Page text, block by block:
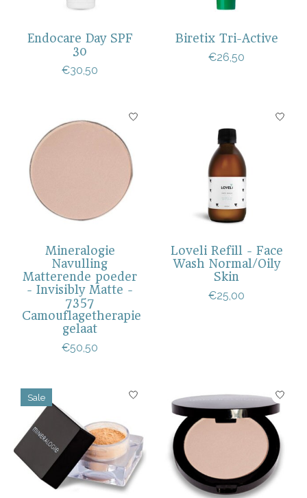
Endocare Day SPF
30
€30,50
Biretix Tri-Active
€26,50
Mineralogie
Navulling
Matterende poeder
- Invisibly Matte -
7357
Camouflagetherapie
gelaat
€50,50
Loveli Refill - Face
Wash Normal/Oily
Skin
€25,00
Sale